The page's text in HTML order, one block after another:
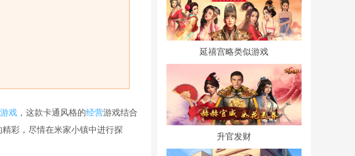
游戏 ，这款卡通风格的经营游戏结合
彩，尽情在米家小镇中进行探
延禧宫略类似游戏
升官发财